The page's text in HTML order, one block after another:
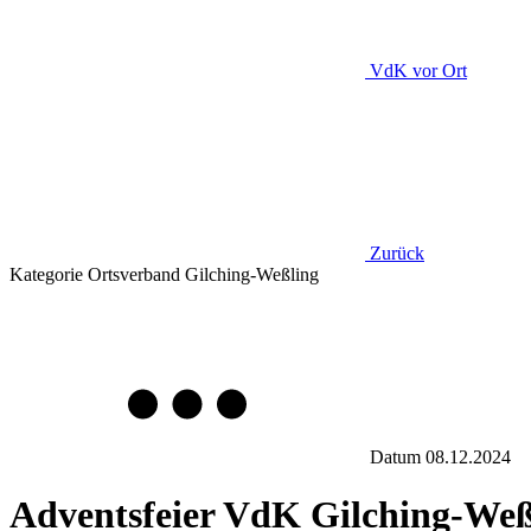
VdK vor Ort
Zurück
Kategorie Ortsverband Gilching-Weßling
Datum 08.12.2024
Adventsfeier VdK Gilching-